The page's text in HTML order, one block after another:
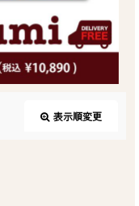
表示順変更